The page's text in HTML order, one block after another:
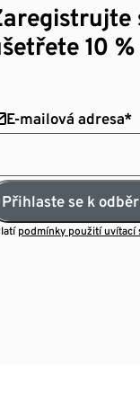
10
E-mailová adresa*
Přihlaste se k
podmínky použití uvítací